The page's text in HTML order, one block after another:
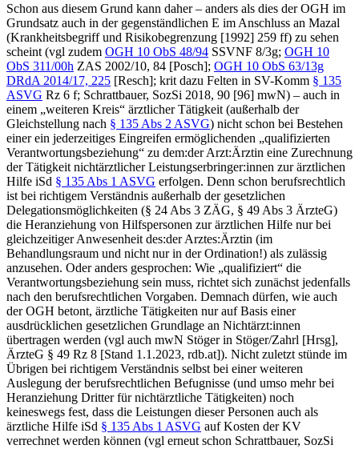
Schon aus diesem Grund kann daher – anders als dies der OGH im
Grundsatz auch in der gegenständlichen E im Anschluss an Mazal
(Krankheitsbegriff und Risikobegrenzung [1992] 259 ff) zu sehen
scheint (vgl zudem OGH 10 ObS 48/94 SSVNF 8/3g; OGH 10
ObS 311/00h ZAS 2002/10, 84 [Posch]; OGH 10 ObS 63/13g
DRdA 2014/17, 225 [Resch]; krit dazu Felten in SV-Komm § 135
ASVG Rz 6 f; Schrattbauer, SozSi 2018, 90 [96] mwN) – auch in
einem „weiteren Kreis“ ärztlicher Tätigkeit (außerhalb der
Gleichstellung nach § 135 Abs 2 ASVG) nicht schon bei Bestehen
einer ein jederzeitiges Eingreifen ermöglichenden „qualifizierten
Verantwortungsbeziehung“ zu dem:der Arzt:Ärztin eine Zurechnung
der Tätigkeit nichtärztlicher Leistungserbringer:innen zur ärztlichen
Hilfe iSd § 135 Abs 1 ASVG erfolgen. Denn schon berufsrechtlich
ist bei richtigem Verständnis außerhalb der gesetzlichen
Delegationsmöglichkeiten (§ 24 Abs 3 ZÄG, § 49 Abs 3 ÄrzteG)
die Heranziehung von Hilfspersonen zur ärztlichen Hilfe nur bei
gleichzeitiger Anwesenheit des:der Arztes:Ärztin (im
Behandlungsraum und nicht nur in der Ordination!) als zulässig
anzusehen. Oder anders gesprochen: Wie „qualifiziert“ die
Verantwortungsbeziehung sein muss, richtet sich zunächst jedenfalls
nach den berufsrechtlichen Vorgaben. Demnach dürfen, wie auch
der OGH betont, ärztliche Tätigkeiten nur auf Basis einer
ausdrücklichen gesetzlichen Grundlage an Nichtärzt:innen
übertragen werden (vgl auch mwN Stögerin Stöger/Zahrl [Hrsg],
ÄrzteG § 49 Rz 8 [Stand 1.1.2023, rdb.at]). Nicht zuletzt stünde im
Übrigen bei richtigem Verständnis selbst bei einer weiteren
Auslegung der berufsrechtlichen Befugnisse (und umso mehr bei
Heranziehung Dritter für nichtärztliche Tätigkeiten) noch
keineswegs fest, dass die Leistungen dieser Personen auch als
ärztliche Hilfe iSd § 135 Abs 1 ASVG auf Kosten der KV
verrechnet werden können (vgl erneut schon Schrattbauer, SozSi